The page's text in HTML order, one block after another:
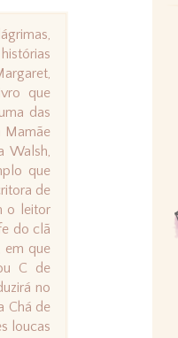
que
das
Mamãe
Walsh,
que
de
o leitor
do clã
em que
C de
no
Chá de
loucas